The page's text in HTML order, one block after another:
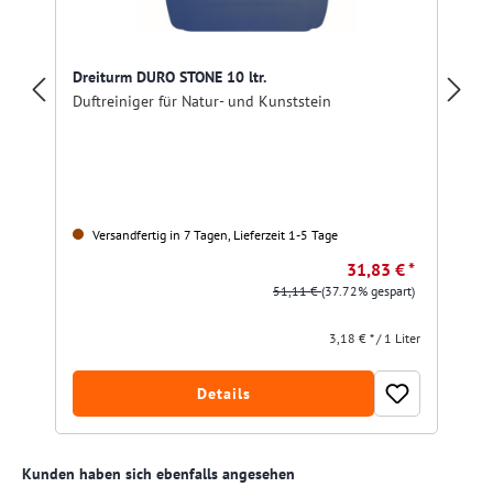
Dreiturm DURO STONE 10 ltr.
Duftreiniger für Natur- und Kunststein
Versandfertig in 7 Tagen, Lieferzeit 1-5 Tage
31,83 € *
51,11 €(37.72% gespart)
3,18 € * / 1 Liter
Details
Produktgalerie überspringen
Kunden haben sich ebenfalls angesehen